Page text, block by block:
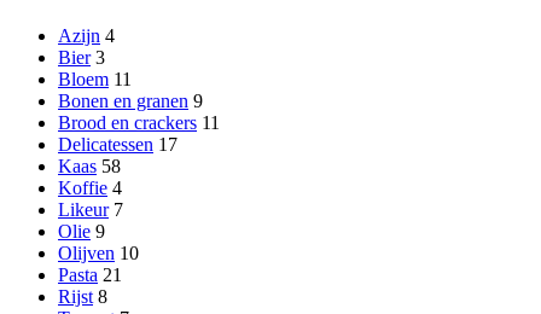
Azijn 4
Bier 3
Bloem 11
Bonen en granen 9
Brood en crackers 11
Delicatessen 17
Kaas 58
Koffie 4
Likeur 7
Olie 9
Olijven 10
Pasta 21
Rijst 8